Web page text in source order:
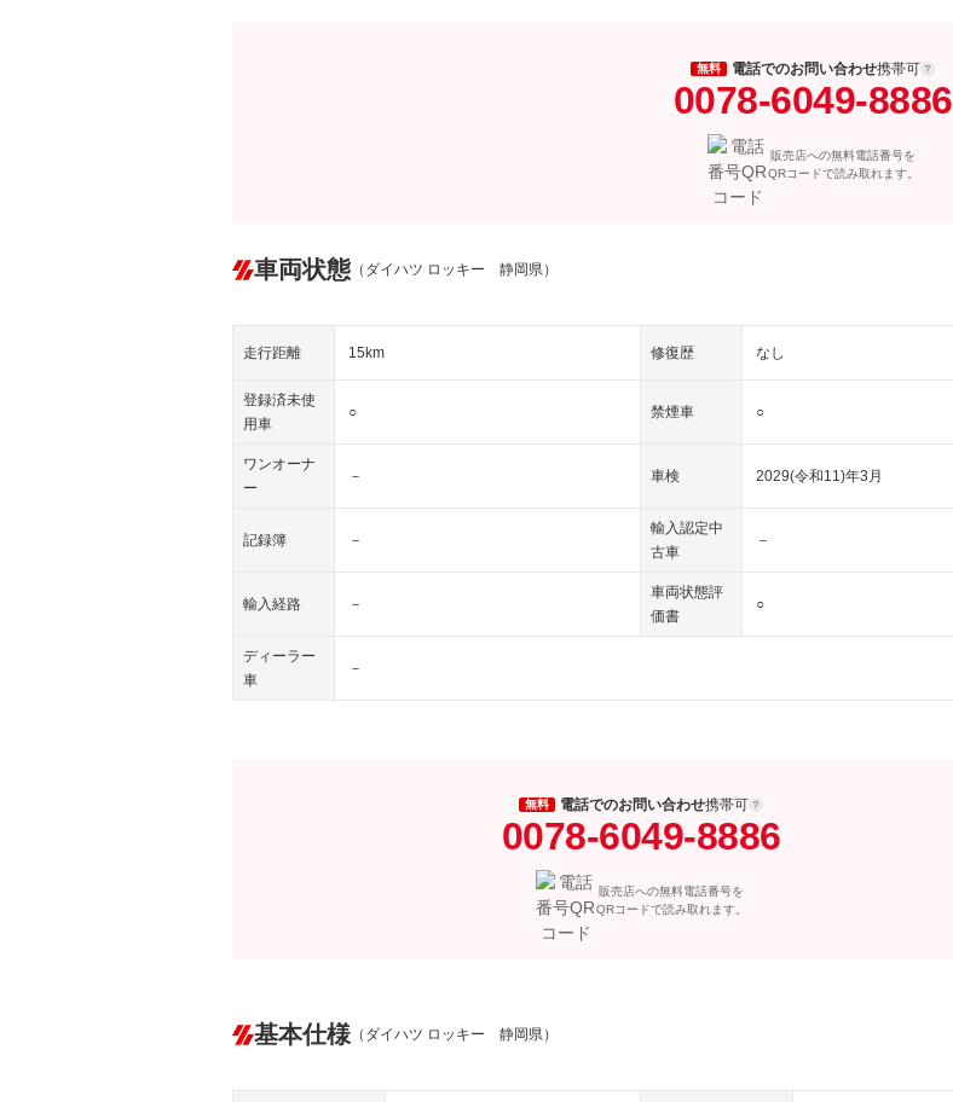
無料 電話でのお問い合わせ携帯可
0078-6049-8886
販売店への無料電話番号を
QRコードで読み取れます。
車両状態 （ダイハツ ロッキー 静岡県）
走行距離 15km 修復歴 なし
登録済未使
用車
○ 禁煙車 ○
ワンオーナ
ー
－ 車検 2029(令和11)年3月
記録簿 －
輸入認定中
古車
－
輸入経路 －
車両状態評
価書
○
ディーラー
車
－
無料 電話でのお問い合わせ携帯可
0078-6049-8886
販売店への無料電話番号を
QRコードで読み取れます。
基本仕様 （ダイハツ ロッキー 静岡県）